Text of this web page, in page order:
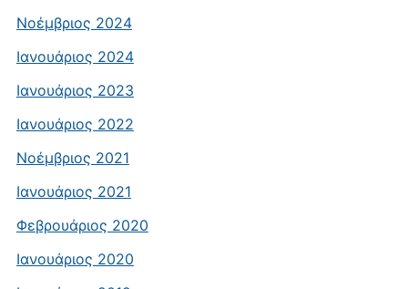
Νοέμβριος 2024
Ιανουάριος 2024
Ιανουάριος 2023
Ιανουάριος 2022
Νοέμβριος 2021
Ιανουάριος 2021
Φεβρουάριος 2020
Ιανουάριος 2020